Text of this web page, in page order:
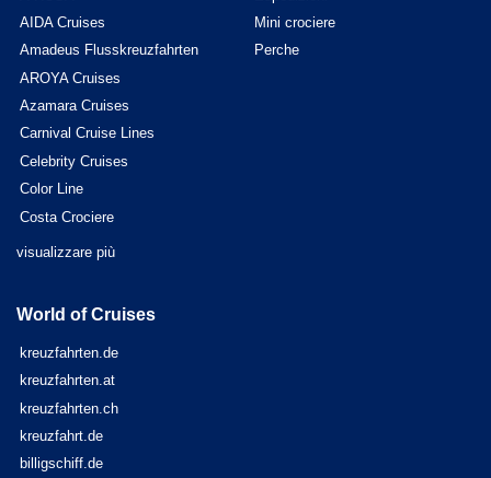
AIDA Cruises
Amadeus Flusskreuzfahrten
AROYA Cruises
Azamara Cruises
Carnival Cruise Lines
Celebrity Cruises
Color Line
Costa Crociere
visualizzare più
Mini crociere
Perche
World of Cruises
kreuzfahrten.de
kreuzfahrten.at
kreuzfahrten.ch
kreuzfahrt.de
billigschiff.de